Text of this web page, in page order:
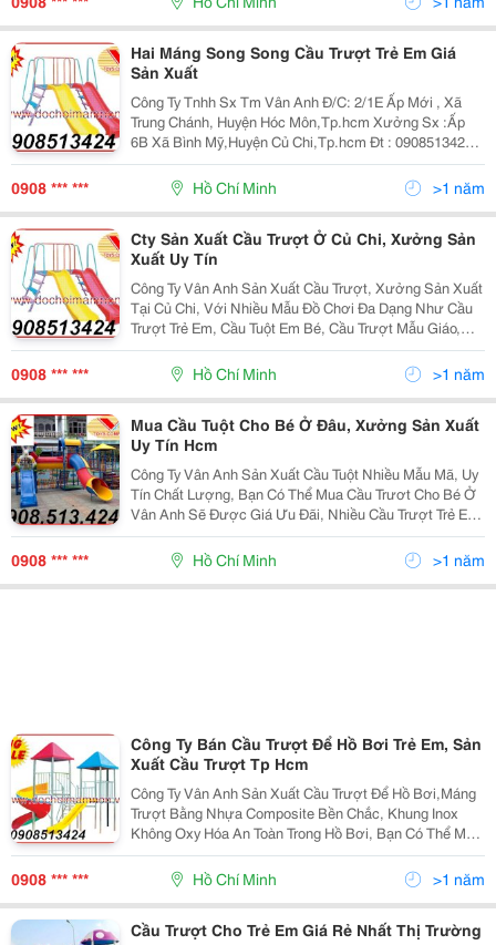
Hai Máng Song Song Cầu Trượt Trẻ Em Giá
Sản Xuất
Công Ty Tnhh Sx Tm Vân Anh Đ/C: 2/1E Ấp Mới , Xã
Trung Chánh, Huyện Hóc Môn,Tp.hcm Xưởng Sx :Ấp
6B Xã Bình Mỹ,Huyện Củ Chi,Tp.hcm Đt : 0908513424
Fax:0839757638 Website: Www:dochoimamnon.com
Www:dochoimamnon.vn Email:maivo03.Vananh@
0908 *** *** Hồ Chí Minh >1 năm
Cty Sản Xuất Cầu Trượt Ở Củ Chi, Xưởng Sản
Xuất Uy Tín
Công Ty Vân Anh Sản Xuất Cầu Trượt, Xưởng Sản Xuất
Tại Củ Chi, Với Nhiều Mẫu Đồ Chơi Đa Dạng Như Cầu
Trượt Trẻ Em, Cầu Tuột Em Bé, Cầu Trượt Mẫu Giáo,
Xích Đu, Đu Quay, Thú Nhún, Thang Leo...
Lh:0908.513.424, Bạn Có Thể Tham Khảo Thêm Đồ
Chơi Vào Web
0908 *** *** Hồ Chí Minh >1 năm
Mua Cầu Tuột Cho Bé Ở Đâu, Xưởng Sản Xuất
Uy Tín Hcm
Công Ty Vân Anh Sản Xuất Cầu Tuột Nhiều Mẫu Mã, Uy
Tín Chất Lượng, Bạn Có Thể Mua Cầu Trươt Cho Bé Ở
Vân Anh Sẽ Được Giá Ưu Đãi, Nhiều Cầu Trượt Trẻ Em,
Cầu Trượt Cho Bé Và Các Đồ Chơi Thiết Bị Khác Như
Thú Nhún, Thang Leo, Đu Quay....lh:0908.513.424
0908 *** *** Hồ Chí Minh >1 năm
Công Ty Bán Cầu Trượt Để Hồ Bơi Trẻ Em, Sản
Xuất Cầu Trượt Tp Hcm
Công Ty Vân Anh Sản Xuất Cầu Trượt Để Hồ Bơi,Máng
Trượt Bằng Nhựa Composite Bền Chắc, Khung Inox
Không Oxy Hóa An Toàn Trong Hồ Bơi, Bạn Có Thể Mua
Cầu Trươt Cho Bé Ở Vân Anh Sẽ Được Giá Ưu Đãi,
Nhiều Cầu Trượt Trẻ Em, Cầu Trượt Cho Bé Và Các Đồ
0908 *** *** Hồ Chí Minh >1 năm
Cầu Trượt Cho Trẻ Em Giá Rẻ Nhất Thị Trường